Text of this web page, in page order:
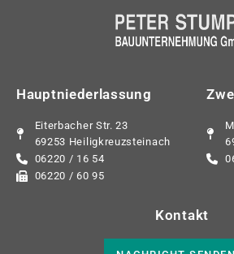
Hauptniederlassung
Eiterbacher Str. 23
69253 Heiligkreuzsteinach
06220 / 16 54
06220 / 60 95
Kontakt